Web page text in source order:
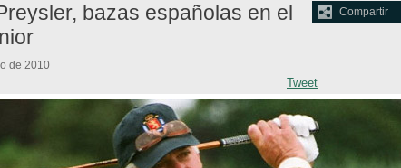
Compartir
bazas españolas en el
Tweet
de 2010